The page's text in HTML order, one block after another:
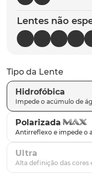
Lentes não
Tipo da Lente
Hidrofóbica
Polarizada
Ultra
7º latch
8º gasket
9º parafusos